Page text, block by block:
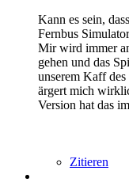
Kann es sein,
Fernbus
Mir wird immer
gehen und das
unserem Kaff
ärgert mich
Version hat das
Zitieren